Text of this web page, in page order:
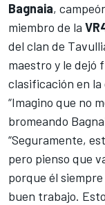
Bagnaia,
miembro de la
del clan de
maestro y le dejó
clasificación en la
“Imagino que no
bromeando
“Seguramente,
pero pienso que
porque él
buen trabajo.